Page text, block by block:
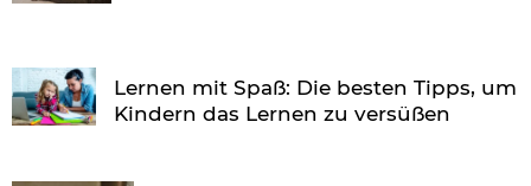
Lernen mit Spaß: Die besten Tipps, um
Kindern das Lernen zu versüßen